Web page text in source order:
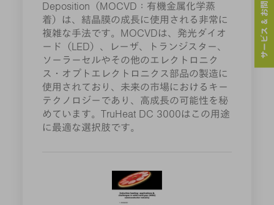
Deposition（MOCVD：有機金属化学蒸
着）は、結晶膜の成長に使用される非常に
複雑な手法です。MOCVDは、発光ダイオ
ード（LED）、レーザ、トランジスター、
ソーラーセルやその他のエレクトロニク
ス・オプトエレクトロニクス部品の製造に
使用されており、未来の市場におけるキー
テクノロジーであり、高成長の可能性を秘
めています。TruHeat DC 3000はこの用途
に最適な選択肢です。